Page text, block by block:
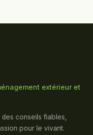
extérieur et
conseils fiables,
pour le vivant.